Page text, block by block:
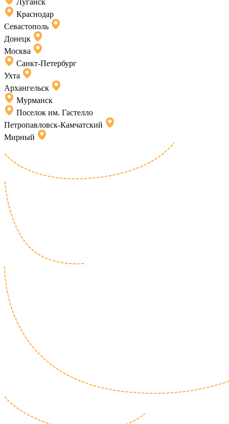
Луганск
Краснодар
Севастополь
Донецк
Москва
Санкт-Петербург
Ухта
Архангельск
Мурманск
Поселок им. Гастелло
Петропавловск-Камчатский
Мирный